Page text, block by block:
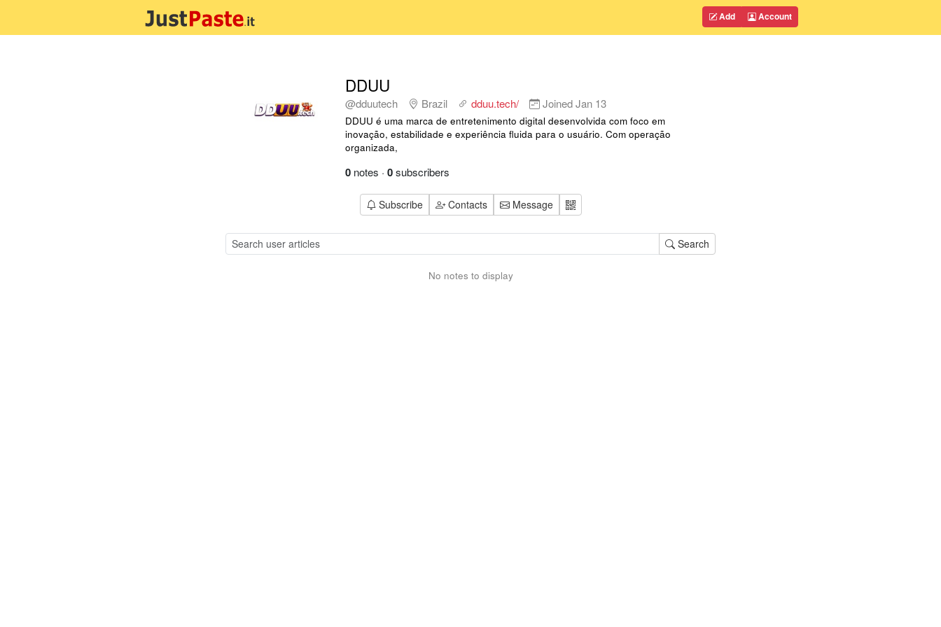
Add Account
DDUU
@dduutech Brazil dduu.tech/ JoinedJan 13
DDUU é uma marca de entretenimento digital desenvolvida com foco em
inovação, estabilidade e experiência fluida para o usuário. Com operação
organizada,
0 notes · 0subscribers
Subscribe Contacts Message
Search
No notes to display